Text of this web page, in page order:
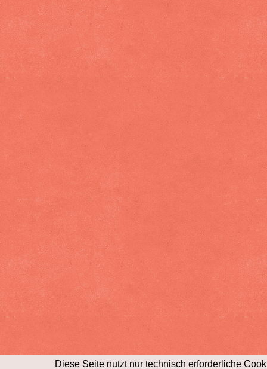
Diese Seite nutzt nur technisch erforderliche